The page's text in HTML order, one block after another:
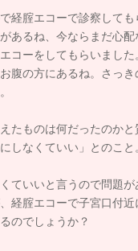
経腟エコーで診察して
あるね、今ならまだ心
コーをしてもらいました
腹の方にあるね。さっき
たものは何だったのか
しなくていい」とのこと
ていいと言うので問題が
経腟エコーで子宮口付
のでしょうか？